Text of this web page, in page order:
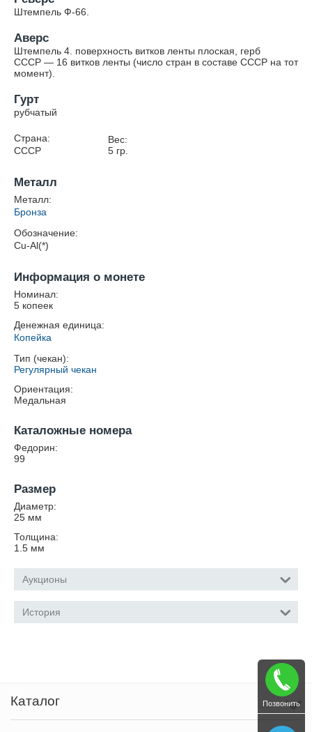
Штемпель Ф-66.
Аверс
Штемпель 4. поверхность витков ленты плоская, герб
СССР — 16 витков ленты (число стран в составе СССР на тот
момент).
Гурт
рубчатый
Страна:
СССР
Вес:
5гр.
Металл
Металл:
Бронза
Обозначение:
Cu-Al(*)
Информация о монете
Номинал:
5 копеек
Денежная единица:
Копейка
Тип (чекан):
Регулярный чекан
Ориентация:
Медальная
Каталожные номера
Федорин:
99
Размер
Диаметр:
25 мм
Толщина:
1.5 мм
Аукционы
История
Каталог Позвонить